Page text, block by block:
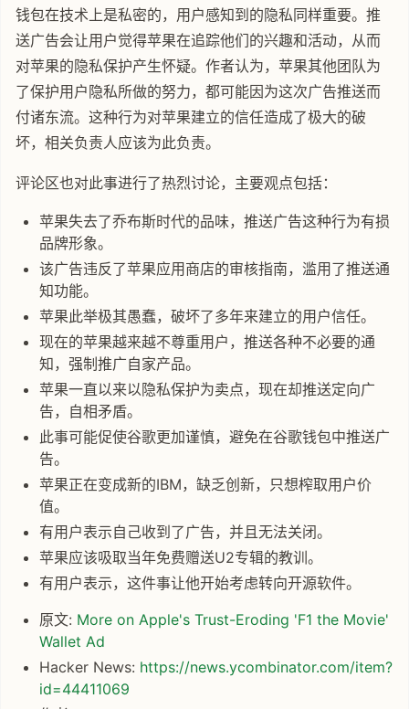
钱包在技术上是私密的，用户感知到的隐私同样重要。推
送广告会让用户觉得苹果在追踪他们的兴趣和活动，从而
对苹果的隐私保护产生怀疑。作者认为，苹果其他团队为
了保护用户隐私所做的努力，都可能因为这次广告推送而
付诸东流。这种行为对苹果建立的信任造成了极大的破
坏，相关负责人应该为此负责。
评论区也对此事进行了热烈讨论，主要观点包括：
苹果失去了乔布斯时代的品味，推送广告这种行为有损
品牌形象。
该广告违反了苹果应用商店的审核指南，滥用了推送通
知功能。
苹果此举极其愚蠢，破坏了多年来建立的用户信任。
现在的苹果越来越不尊重用户，推送各种不必要的通
知，强制推广自家产品。
苹果一直以来以隐私保护为卖点，现在却推送定向广
告，自相矛盾。
此事可能促使谷歌更加谨慎，避免在谷歌钱包中推送广
告。
苹果正在变成新的IBM，缺乏创新，只想榨取用户价
值。
有用户表示自己收到了广告，并且无法关闭。
苹果应该吸取当年免费赠送U2专辑的教训。
有用户表示，这件事让他开始考虑转向开源软件。
原文: More on Apple's Trust-Eroding 'F1 the Movie'
Wallet Ad
Hacker News: https://news.ycombinator.com/item?
id=44411069